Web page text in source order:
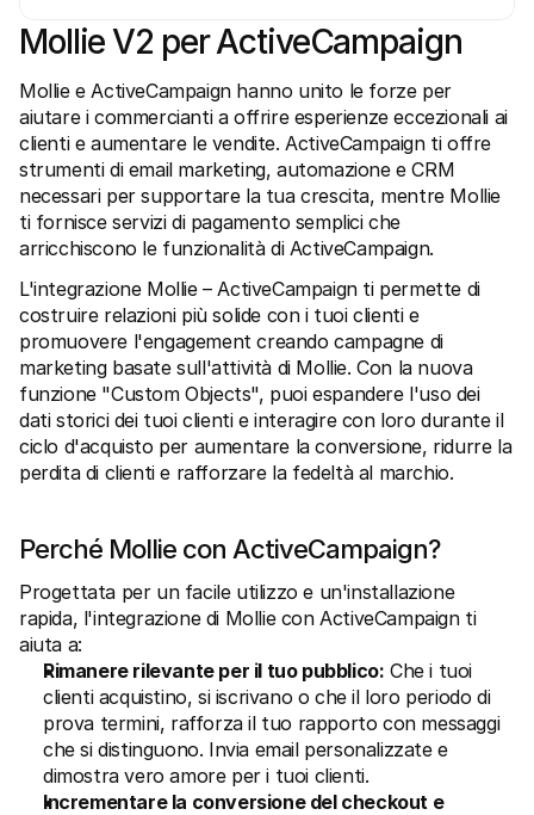
Mollie V2 per ActiveCampaign
Mollie e ActiveCampaign hanno unito le forze per
aiutare i commercianti a offrire esperienze eccezionali ai
clienti e aumentare le vendite. ActiveCampaign ti offre
strumenti di email marketing, automazione e CRM
necessari per supportare la tua crescita, mentre Mollie
ti fornisce servizi di pagamento semplici che
arricchiscono le funzionalità di ActiveCampaign.
L'integrazione Mollie – ActiveCampaign ti permette di
costruire relazioni più solide con i tuoi clienti e
promuovere l'engagement creando campagne di
marketing basate sull'attività di Mollie. Con la nuova
funzione "Custom Objects", puoi espandere l'uso dei
dati storici dei tuoi clienti e interagire con loro durante il
ciclo d'acquisto per aumentare la conversione, ridurre la
perdita di clienti e rafforzare la fedeltà al marchio.
Perché Mollie con ActiveCampaign?
Progettata per un facile utilizzo e un'installazione
rapida, l'integrazione di Mollie con ActiveCampaign ti
aiuta a:
Rimanere rilevante per il tuo pubblico: Che i tuoi
clienti acquistino, si iscrivano o che il loro periodo di
prova termini, rafforza il tuo rapporto con messaggi
che si distinguono. Invia email personalizzate e
dimostra vero amore per i tuoi clienti.
Incrementare la conversione del checkout e
Risorse tecniche
Portale sviluppatori
Scopri le risorse per sviluppatori e gli aggiornamenti
Librerie
Integra Mollie con librerie pronte all'uso
Entra nella nostra comunità di sviluppatori
Informazioni su Mollie
Scopri i nostri prezzi
Chi siamo
Scopri di più sulla nostra storia e
valori
Notizie
Leggi le ultime notizie su Mollie
Carriere
clienti
Per acquirenti
Per i clienti di Mollie
Contatta il nostro team di supporto clienti
Contatta vendite
Scopri come possiamo aiutare il tuo business